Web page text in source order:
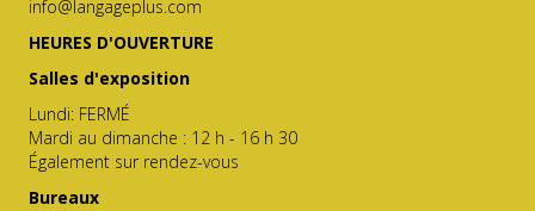
info@langageplus.com
HEURES D'OUVERTURE
Salles d'exposition
Lundi: FERMÉ
Mardi au dimanche : 12 h - 16 h 30
Également sur rendez-vous
Bureaux